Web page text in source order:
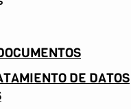
DE DATOS